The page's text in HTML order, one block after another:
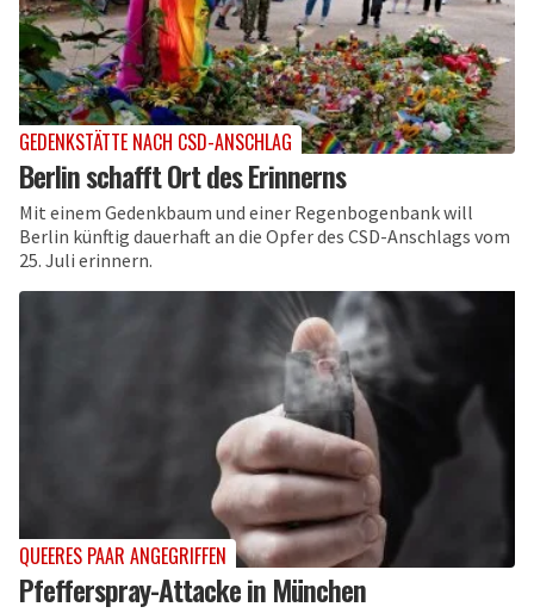
GEDENKSTÄTTE NACH CSD-ANSCHLAG
Berlin schafft Ort des Erinnerns
Mit einem Gedenkbaum und einer Regenbogenbank will
Berlin künftig dauerhaft an die Opfer des CSD-Anschlags vom
25. Juli erinnern.
QUEERES PAAR ANGEGRIFFEN
Pfefferspray-Attacke in München